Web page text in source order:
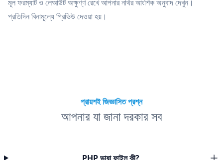
মূল ফরম্যাট ও লেআউট অক্ষুণ্ণ রেখে আপনার নথির আংশিক অনুবাদ দেখুন।
প্রতিদিন বিনামূল্যে প্রিভিউ দেওয়া হয়।
প্রায়শই জিজ্ঞাসিত প্রশ্ন
আপনার যা জানা দরকার সব